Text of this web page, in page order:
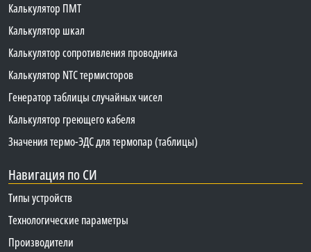
Калькулятор ПМТ
Калькулятор шкал
Калькулятор сопротивления проводника
Калькулятор NTC термисторов
Генератор таблицы случайных чисел
Калькулятор греющего кабеля
Значения термо-ЭДС для термопар (таблицы)
Навигация по СИ
Типы устройств
Технологические параметры
Производители